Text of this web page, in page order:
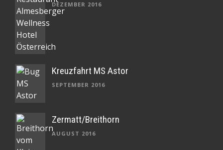
DEZEMBER 2016
Kreuzfahrt MS Astor
SEPTEMBER 2016
Zermatt/Breithorn
AUGUST 2016